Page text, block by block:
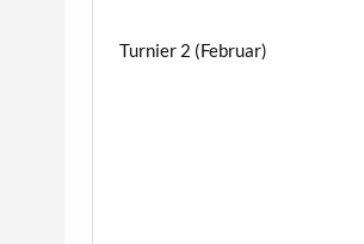
Turnier 2 (Februar)